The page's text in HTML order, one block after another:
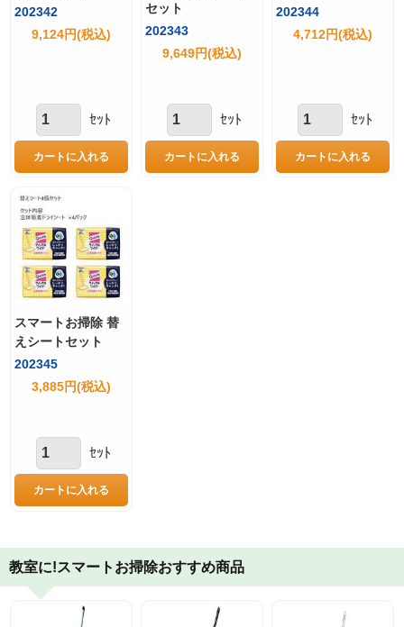
9,124円(税込)
202342
ｾｯﾄ
9,649円(税込)
202343
セット
ｾｯﾄ
4,712円(税込)
202344
ｾｯﾄ
3,885円(税込)
202345
スマートお掃除 替
えシートセット
ｾｯﾄ
教室に!スマートお掃除おすすめ商品